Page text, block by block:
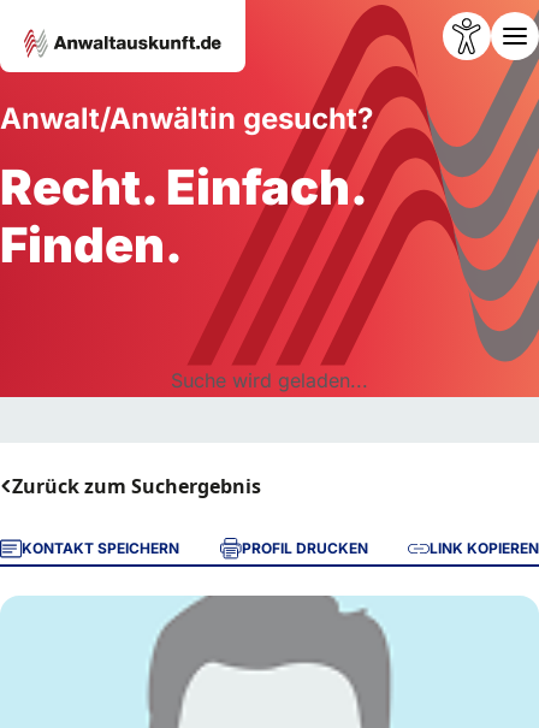
Anwalt/Anwältin gesucht?
Recht. Einfach.
Finden.
Suche wird geladen...
Zurück zum Suchergebnis
KONTAKT SPEICHERN PROFIL DRUCKEN LINK KOPIEREN